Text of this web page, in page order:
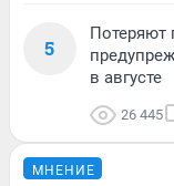
5
Потеряют
в августе
26 445
МНЕНИЕ